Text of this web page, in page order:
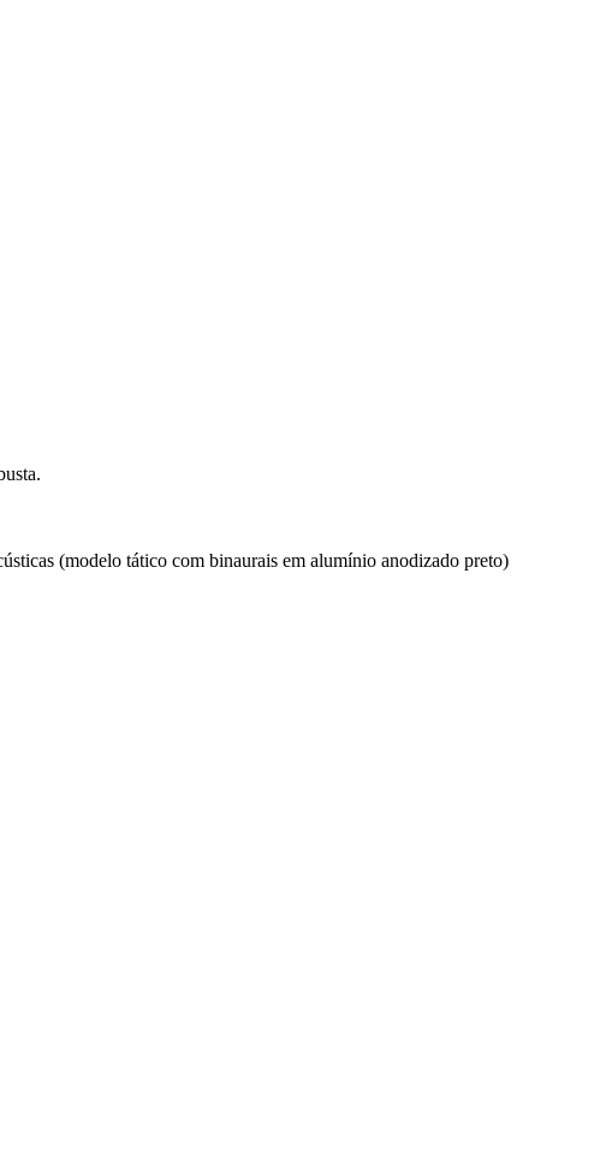
(modelo tático com binaurais em alumínio anodizado preto)